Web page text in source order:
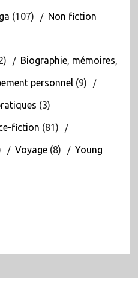
(107) Non fiction
Biographie, mémoires,
personnel(9)
(3)
fiction (81)
Voyage(8) Young